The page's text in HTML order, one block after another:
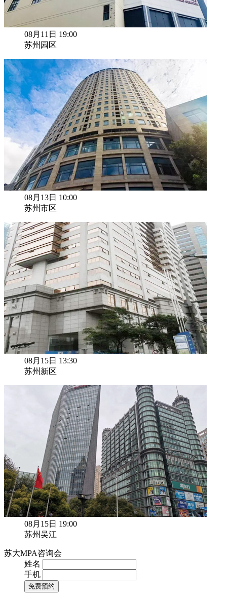
08月11日 19:00
苏州园区
08月13日 10:00
苏州市区
08月15日 13:30
苏州新区
08月15日 19:00
苏州吴江
苏大MPA咨询会
姓名
手机
免费预约